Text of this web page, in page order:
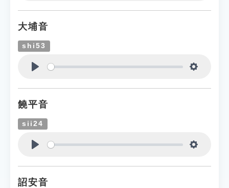
大埔音
shi53
饒平音
sii24
詔安音